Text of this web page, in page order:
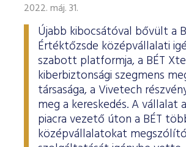
ESG Útmutató
2022. máj. 31.
Újabb kibocsátóval bővült a
Értéktőzsde középvállalati
szabott platformja, a BÉT
kiberbiztonsági szegmens
társasága, a Vivetech
meg a kereskedés. A vállalat
piacra vezető úton a BÉT
középvállalatokat megszólító